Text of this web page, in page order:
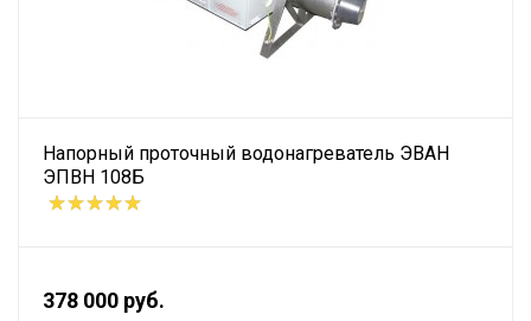
Напорный проточный водонагреватель ЭВАН
ЭПВН 108Б
378 000 руб.